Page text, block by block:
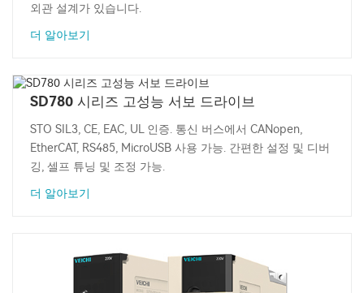
외관 설계가 있습니다.
더 알아보기
SD780 시리즈 고성능 서보 드라이브
STO SIL3, CE, EAC, UL 인증. 통신 버스에서 CANopen,
EtherCAT, RS485, MicroUSB 사용 가능. 간편한 설정 및 디버
깅, 셀프 튜닝 및 조정 가능.
더 알아보기